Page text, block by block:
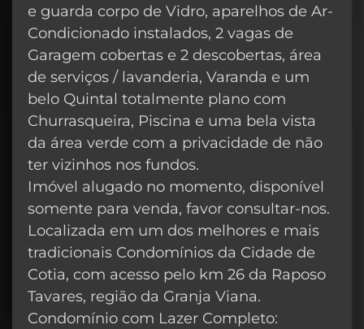
e guarda corpo de Vidro, aparelhos de Ar-
Condicionado instalados, 2 vagas de
Garagem cobertas e 2 descobertas, área
de serviços / lavanderia, Varanda e um
belo Quintal totalmente plano com
Churrasqueira, Piscina e uma bela vista
da área verde com a privacidade de não
ter vizinhos nos fundos.
Imóvel alugado no momento, disponível
somente para venda, favor consultar-nos.
Localizada em um dos melhores e mais
tradicionais Condomínios da Cidade de
Cotia, com acesso pelo km 26 da Raposo
Tavares, região da Granja Viana.
Condomínio com Lazer Completo: